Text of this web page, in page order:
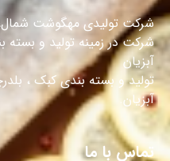
شرکت تولیدی مهگوشت شمال،
شرکت در زمینه تولید و
آبزیان
تولید و بسته بندی کبک ،
آبزیان.
تماس با ما